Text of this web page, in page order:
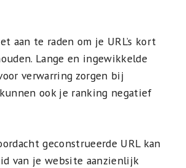
aan te raden om je URL’s kort
Lange en ingewikkelde
verwarring zorgen bij
ook je ranking negatief
geconstrueerde URL kan
van je website aanzienlijk